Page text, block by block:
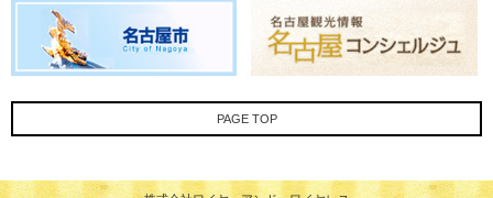
PAGE TOP